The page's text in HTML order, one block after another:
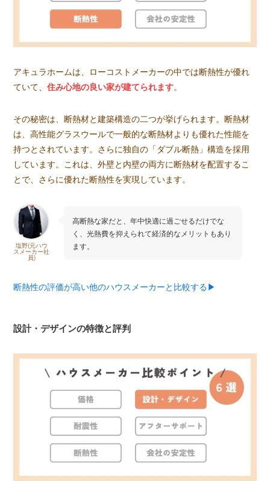
アキュラホームは、ローコストメーカーの中では断熱性が優れ
ていて、住み心地の良い家が建てられます。
その秘密は、断熱材と建築構造の二つが挙げられます。断熱材
は、高性能グラスウールで一般的な断熱材よりも優れた性能を
持つとされています。さらに独自の「ダブル断熱」構造を採用
しています。これは、外壁と内壁の両方に断熱材を配置するこ
とで、さらに優れた断熱性を実現しています。
塩野(元ハウ
スメーカー社
員)
高断熱な家だと、年中快適に過ごせるだけでな
く、光熱費を抑えられて経済的なメリットもあり
ます。
断熱性の評価が高い他のハウスメーカーと比較する▶︎
設計・デザインの特徴と評判